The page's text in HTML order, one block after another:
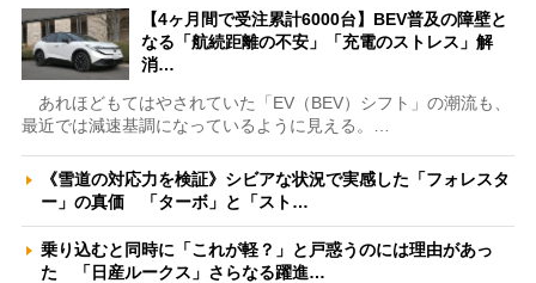
【4ヶ月間で受注累計6000台】BEV普及の障壁と
なる「航続距離の不安」「充電のストレス」解
消…
あれほどもてはやされていた「EV（BEV）シフト」の潮流も、
最近では減速基調になっているように見える。…
《雪道の対応力を検証》シビアな状況で実感した「フォレスタ
ー」の真価 「ターボ」と「スト…
乗り込むと同時に「これが軽？」と戸惑うのには理由があっ
た 「日産ルークス」さらなる躍進…